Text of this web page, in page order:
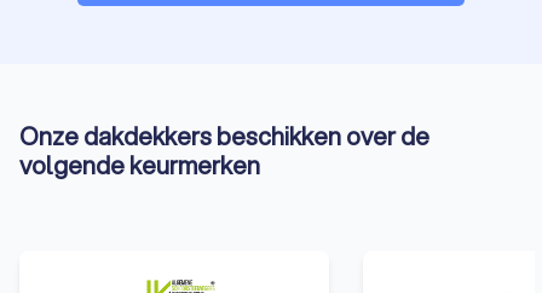
Onze dakdekkers beschikken over de
volgende keurmerken